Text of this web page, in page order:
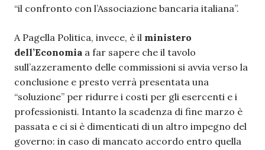
“il confronto con l’Associazione bancaria italiana”.
A Pagella Politica, invece, è il ministero
dell’Economia a far sapere che il tavolo
sull’azzeramento delle commissioni si avvia verso la
conclusione e presto verrà presentata una
“soluzione” per ridurre i costi per gli esercenti e i
professionisti. Intanto la scadenza di fine marzo è
passata e ci si è dimenticati di un altro impegno del
governo: in caso di mancato accordo entro quella